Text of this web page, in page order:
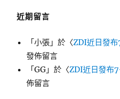
近期留言
「小張 」於〈ZDI近日發
發佈留言
「GG 」於〈ZDI近日發布
佈留言